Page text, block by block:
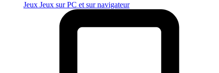
Jeux Jeux sur PC et sur navigateur